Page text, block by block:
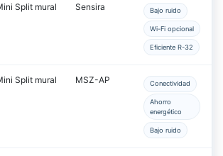
Split mural Sensira Bajo ruido
Wi-Fi opcional
Eficiente R-32
Split mural MSZ-AP Conectividad
Ahorro
energético
Bajo ruido